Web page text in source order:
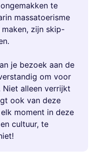
te
massatoerisme
zijn skip-
je bezoek aan de
om voor
alleen verrijkt
ook van deze
moment in deze
cultuur, te